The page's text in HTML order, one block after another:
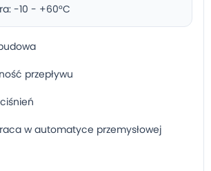
-10 - +60°C
przepływu
w automatyce przemysłowej